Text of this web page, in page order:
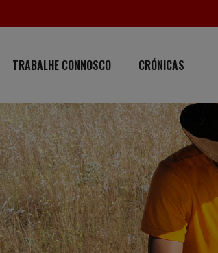
TRABALHE CONNOSCO CRÓNICAS